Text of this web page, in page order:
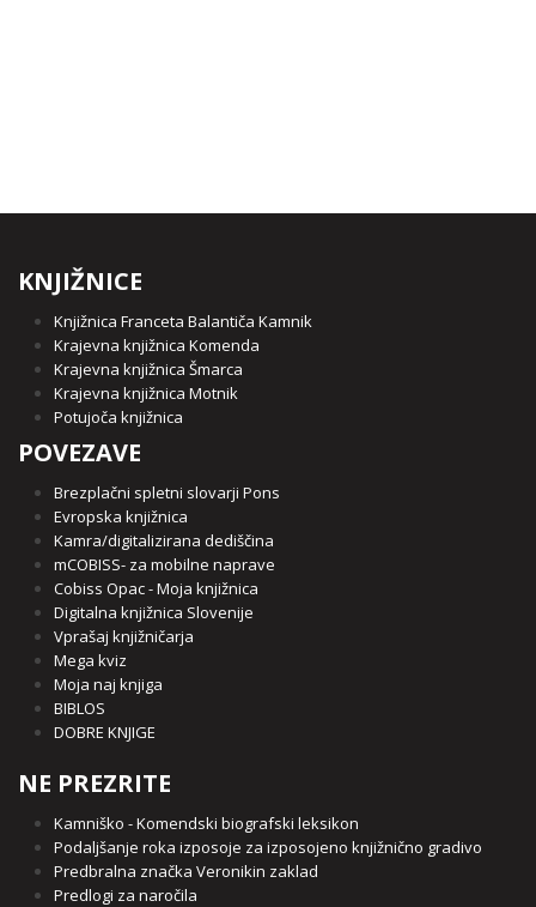
KNJIŽNICE
Knjižnica Franceta Balantiča Kamnik
Krajevna knjižnica Komenda
Krajevna knjižnica Šmarca
Krajevna knjižnica Motnik
Potujoča knjižnica
POVEZAVE
Brezplačni spletni slovarji Pons
Evropska knjižnica
Kamra/digitalizirana dediščina
mCOBISS- za mobilne naprave
Cobiss Opac - Moja knjižnica
Digitalna knjižnica Slovenije
Vprašaj knjižničarja
Mega kviz
Moja naj knjiga
BIBLOS
DOBRE KNJIGE
NE PREZRITE
Kamniško - Komendski biografski leksikon
Podaljšanje roka izposoje za izposojeno knjižnično gradivo
Predbralna značka Veronikin zaklad
Predlogi za naročila